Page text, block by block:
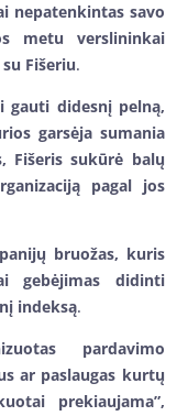
nepatenkintas savo
metu verslininkai
Fišeriu.
gauti didesnį pelną,
garsėja sumania
Fišeris sukūrė balų
pagal jos
bruožas, kuris
gebėjimas didinti
indeksą.
pardavimo
ar paslaugas kurtų
prekiaujama”,